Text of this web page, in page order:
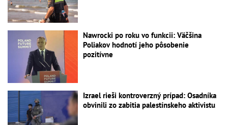
Nawrocki po roku vo funkcii: Väčšina
Poliakov hodnotí jeho pôsobenie
pozitívne
Izrael rieši kontroverzný prípad: Osadníka
obvinili zo zabitia palestínskeho aktivistu